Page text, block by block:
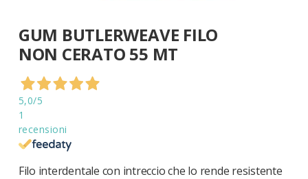
all'inizio
della
galleria
immagini
GUM BUTLERWEAVE FILO
NON CERATO 55 MT
5,0/5
1
recensioni
Filo interdentale con intreccio che lo rende resistente